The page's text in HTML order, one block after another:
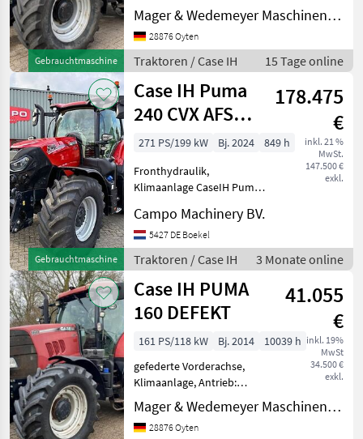
Gebrauchtmaschine
Getriebeart Landmaschine:
Stufenloses Getriebe,
Zapfwellendrehzahl:
540/540E/1000,
Klimaanlage, Druckluftbr
Mager & Wedemeyer Maschinenvertrieb GmbH & Co. KG
28876 Oyten
Traktoren / Case IH 15 Tage online
Gebrauchtmaschine
Case IH Puma
240 CVX AFS
Connect Stage V
178.475
€
inkl. 21 %
MwSt.
147.500 €
exkl.
271 PS/199 kW Bj. 2024
849 h
Fronthydraulik,
Klimaanlage CaseIH Puma
Connect Bouwjaar 2024
Urenstand 849 FPT 6.7L 6-
Cylinder Stage V Motor Max.
Vermogen (kW/pk) 199/271
50km
Campo Machinery BV.
5427 DE Boekel
Traktoren / Case IH 3 Monate online
Case IH PUMA
160 DEFEKT
41.055
€
inkl. 19%
MwSt
34.500 €
exkl.
161 PS/118 kW Bj. 2014
10039 h
gefederte Vorderachse,
Klimaanlage, Antrieb:
Allrad, Druckluftbremse,
Fronthydraulik,
Zapfwellendrehzahl:
Mager & Wedemeyer Maschinenvertrieb GmbH & Co. KG
28876 Oyten